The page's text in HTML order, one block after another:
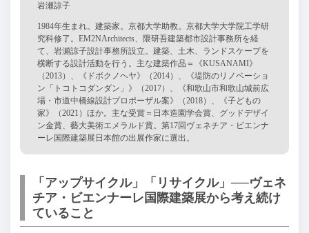
岩瀬諒子
1984年生まれ。建築家。京都大学助教。京都大学大学院工学研
究科修了。EM2NArchitects、隈研吾建築都市設計事務所を経
て、岩瀬諒子設計事務所設立。建築、土木、ランドスケープを
横断する設計活動を行う。主な建築作品＝《KUSANAMI》
（2013）、《ドボクノヘヤ》（2014）、《堤防のリノベーショ
ン「トコトコダンダン」》（2017）、《和歌山市和歌山城前広
場・市道中橋線設計プロポーザル案》（2018）、《子どもの
家》（2021）ほか。主な受賞＝日本造園学会賞、グッドデザイ
ン金賞、藝大美術エメラルド賞。第17回ヴェネチア・ビエンナ
ーレ国際建築展日本館の出展作家に選出。
「アップサイクル」「リサイクル」──ヴェネ
チア・ビエンナーレ国際建築展から考え続け
ていること